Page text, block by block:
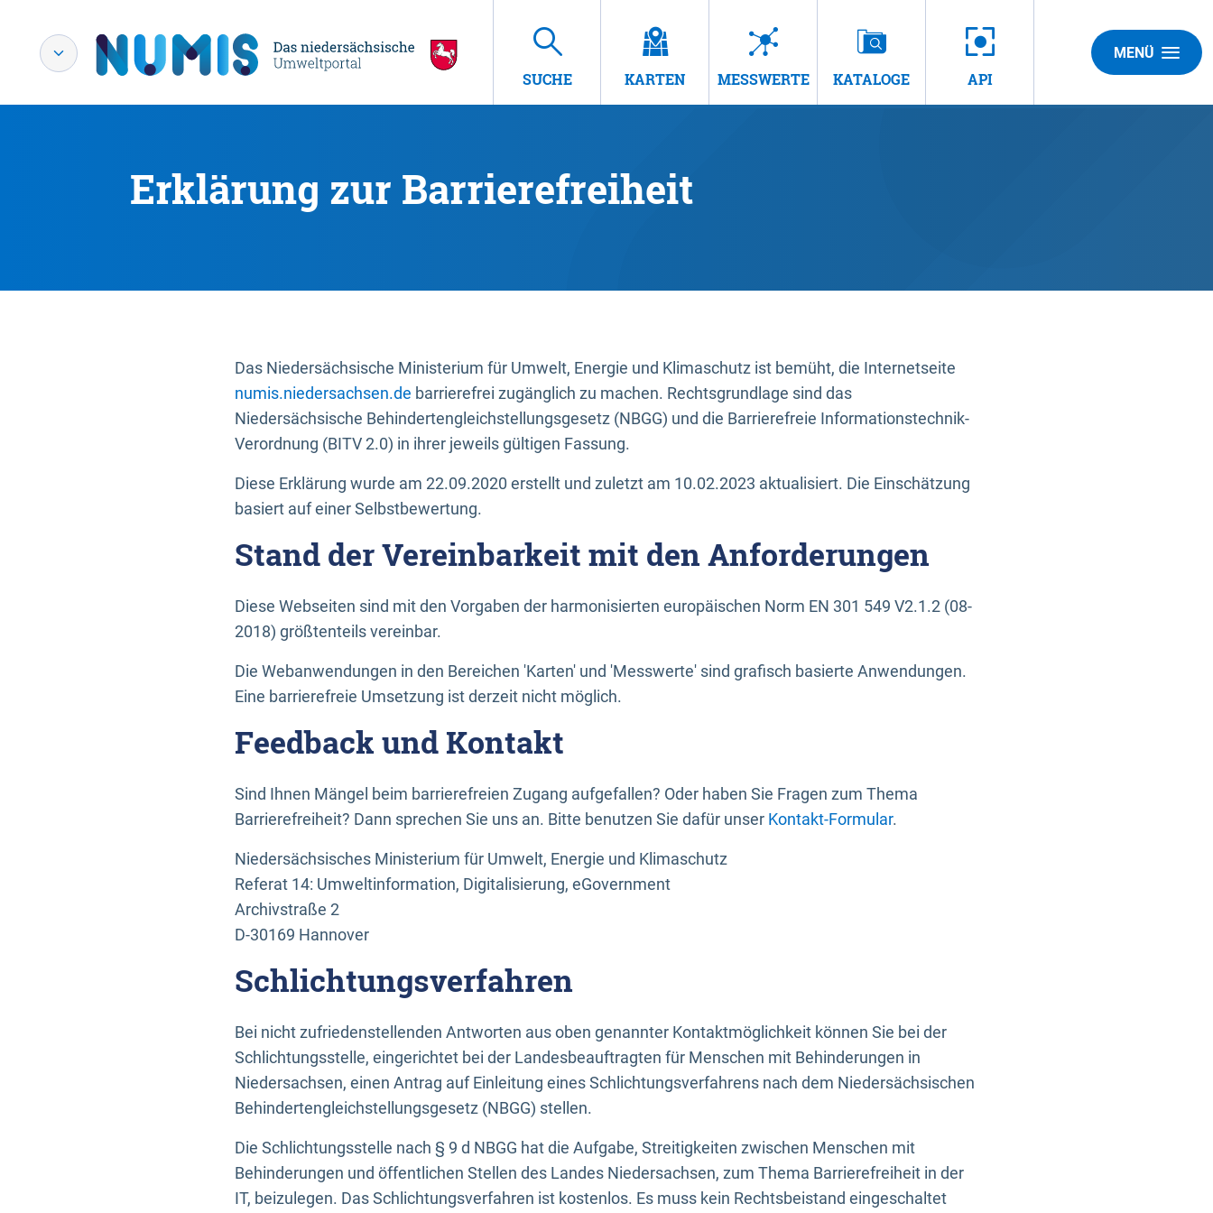
SUCHE KARTEN MESSWERTE KATALOGE API
MENÜ
Erklärung zur Barrierefreiheit
Das Niedersächsische Ministerium für Umwelt, Energie und Klimaschutz ist bemüht, die Internetseite
numis.niedersachsen.de barrierefrei zugänglich zu machen. Rechtsgrundlage sind das
Niedersächsische Behindertengleichstellungsgesetz (NBGG) und die Barrierefreie Informationstechnik-
Verordnung (BITV 2.0) in ihrer jeweils gültigen Fassung.
Diese Erklärung wurde am 22.09.2020 erstellt und zuletzt am 10.02.2023 aktualisiert. Die Einschätzung
basiert auf einer Selbstbewertung.
Stand der Vereinbarkeit mit den Anforderungen
Diese Webseiten sind mit den Vorgaben der harmonisierten europäischen Norm EN 301 549 V2.1.2 (08-
2018) größtenteils vereinbar.
Die Webanwendungen in den Bereichen 'Karten' und 'Messwerte' sind grafisch basierte Anwendungen.
Eine barrierefreie Umsetzung ist derzeit nicht möglich.
Feedback und Kontakt
Sind Ihnen Mängel beim barrierefreien Zugang aufgefallen? Oder haben Sie Fragen zum Thema
Barrierefreiheit? Dann sprechen Sie uns an. Bitte benutzen Sie dafür unser Kontakt-Formular.
Niedersächsisches Ministerium für Umwelt, Energie und Klimaschutz
Referat 14: Umweltinformation, Digitalisierung, eGovernment
Archivstraße 2
D-30169 Hannover
Schlichtungsverfahren
Bei nicht zufriedenstellenden Antworten aus oben genannter Kontaktmöglichkeit können Sie bei der
Schlichtungsstelle, eingerichtet bei der Landesbeauftragten für Menschen mit Behinderungen in
Niedersachsen, einen Antrag auf Einleitung eines Schlichtungsverfahrens nach dem Niedersächsischen
Behindertengleichstellungsgesetz (NBGG) stellen.
Die Schlichtungsstelle nach § 9 d NBGG hat die Aufgabe, Streitigkeiten zwischen Menschen mit
Behinderungen und öffentlichen Stellen des Landes Niedersachsen, zum Thema Barrierefreiheit in der
IT, beizulegen. Das Schlichtungsverfahren ist kostenlos. Es muss kein Rechtsbeistand eingeschaltet